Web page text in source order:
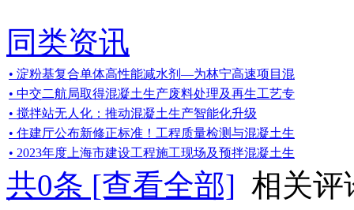
同类资讯
• 淀粉基复合单体高性能减水剂—为林宁高速项目混
• 中交二航局取得混凝土生产废料处理及再生工艺专
• 搅拌站无人化：推动混凝土生产智能化升级
• 住建厅公布新修正标准！工程质量检测与混凝土生
• 2023年度上海市建设工程施工现场及预拌混凝土生
共0条 [查看全部] 相关评